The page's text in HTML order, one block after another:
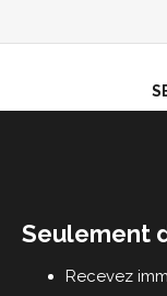
Seulement
Recevez